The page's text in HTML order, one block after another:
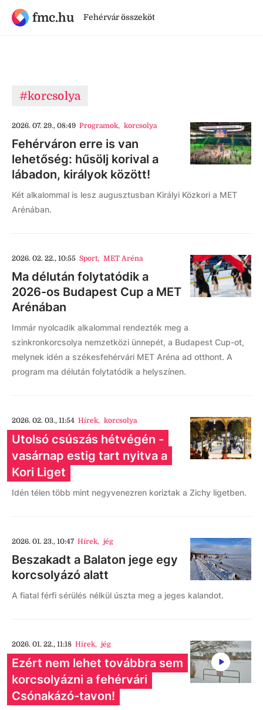
fmc.hu Fehérvár összeköt
#korcsolya
2026. 07. 29., 08:49 Programok, korcsolya
Fehérváron erre is van
lehetőség: hűsölj korival a
lábadon, királyok között!
Két alkalommal is lesz augusztusban Királyi Közkori a MET
Arénában.
2026. 02. 22., 10:55 Sport, MET Aréna
Ma délután folytatódik a
2026-os Budapest Cup a MET
Arénában
Immár nyolcadik alkalommal rendezték meg a
szinkronkorcsolya nemzetközi ünnepét, a Budapest Cup-ot,
melynek idén a székesfehérvári MET Aréna ad otthont. A
program ma délután folytatódik a helyszínen.
2026. 02. 03., 11:54 Hírek, korcsolya
Utolsó csúszás hétvégén -
vasárnap estig tart nyitva a
Kori Liget
Idén télen több mint negyvenezren koriztak a Zichy ligetben.
2026. 01. 23., 10:47 Hírek, jég
Beszakadt a Balaton jege egy
korcsolyázó alatt
A fiatal férfi sérülés nélkül úszta meg a jeges kalandot.
2026. 01. 22., 11:18 Hírek, jég
Ezért nem lehet továbbra sem
korcsolyázni a fehérvári
Csónakázó-tavon!